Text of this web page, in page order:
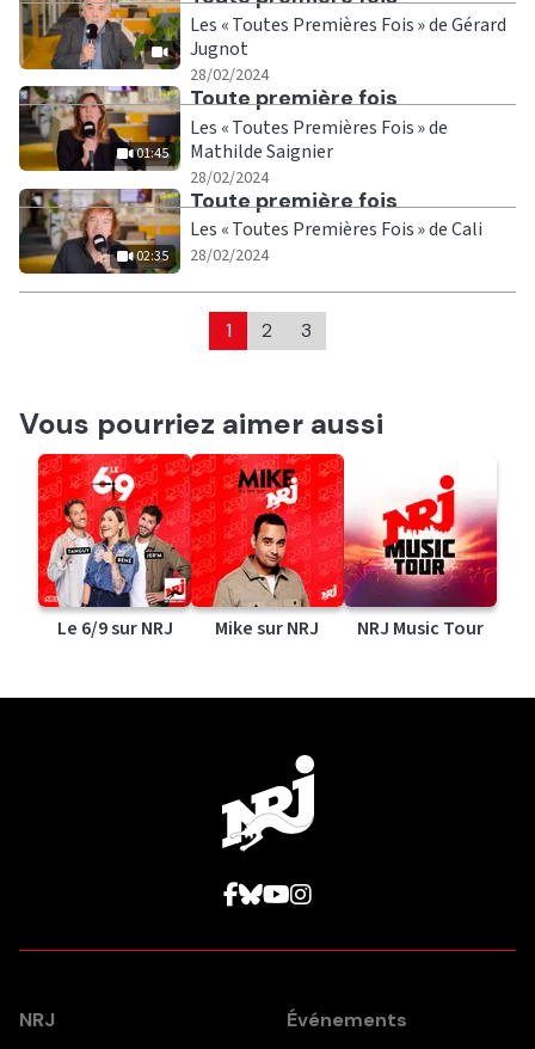
Les « Toutes Premières Fois » de Gérard
Jugnot
28/02/2024
01:45
Ecouter
Toute première fois
Les « Toutes Premières Fois » de
Mathilde Saignier
28/02/2024
02:35
Ecouter
Toute première fois
Les « Toutes Premières Fois » de Cali
28/02/2024
1 2 3
Vous pourriez aimer aussi
Le 6/9 sur NRJ Mike sur NRJ NRJ Music Tour
NRJ Événements